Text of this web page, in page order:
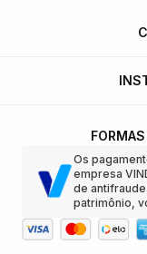
Os
empresa
de
patrimônio,